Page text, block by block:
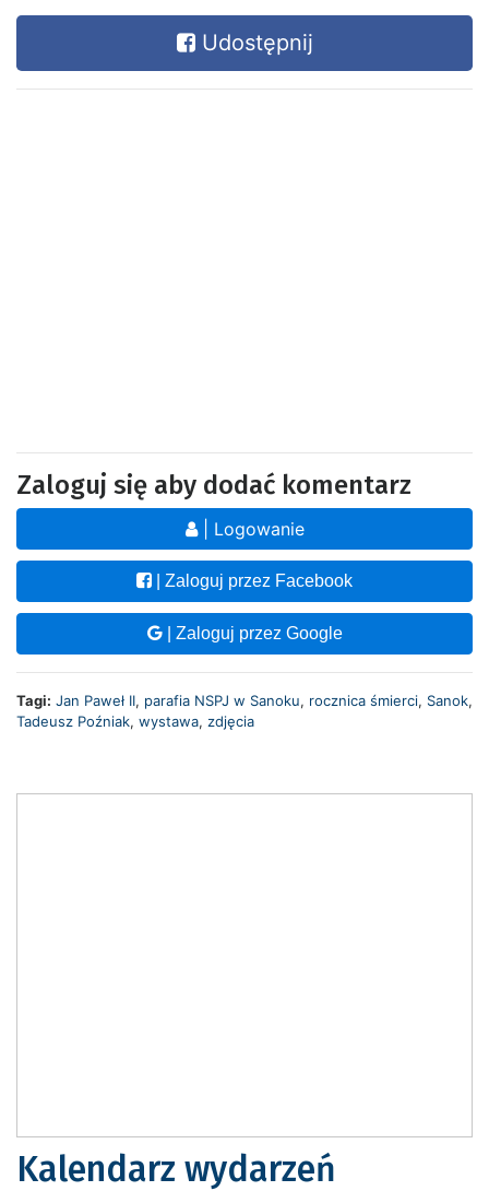
Udostępnij
Zaloguj się aby dodać komentarz
| Logowanie
| Zaloguj przez Facebook
| Zaloguj przez Google
Tagi: Jan Paweł II, parafia NSPJ w Sanoku, rocznica śmierci, Sanok,
Tadeusz Poźniak, wystawa, zdjęcia
Kalendarz wydarzeń